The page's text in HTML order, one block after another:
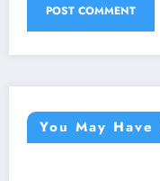
You May Have